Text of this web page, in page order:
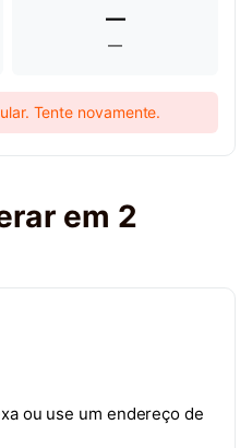
—
—
Tente novamente.
em 2
ou use um endereço de